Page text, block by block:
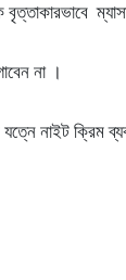
বৃত্তাকারভাবে
না ।
নাইট ক্রিম